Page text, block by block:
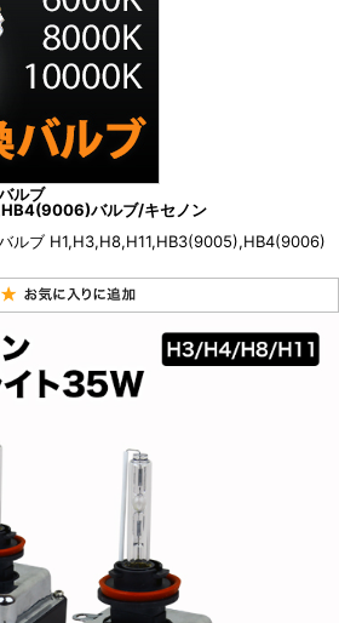
ルブ
バルブ/キセノン
ルブ H1,H3,H8,H11,HB3(9005),HB4(9006)